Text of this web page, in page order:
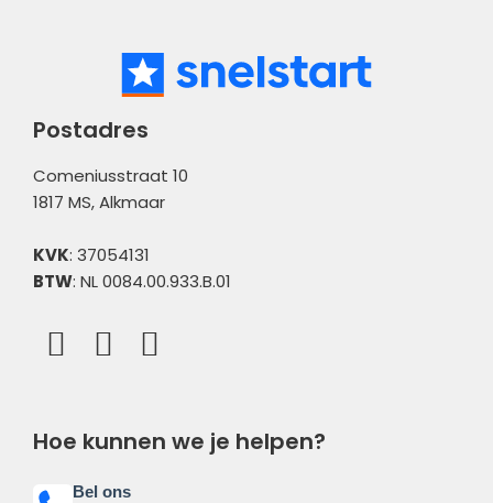
Bank
Meldingen
Postadres
Comeniusstraat 10
1817 MS, Alkmaar
KVK: 37054131
BTW: NL 0084.00.933.B.01
Hoe kunnen we je helpen?
Bel ons